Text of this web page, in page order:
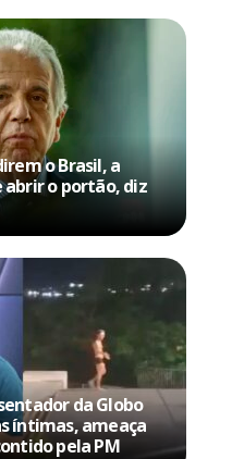
o Brasil, a
o portão, diz
da Globo
íntimas, ameaça
pela PM